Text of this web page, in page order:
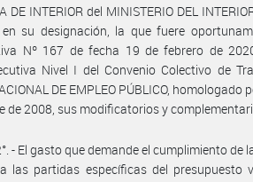
DE INTERIOR del MINISTERIO DEL
su designación, la que fuere
Nº 167 de fecha 19 de febrero de
Nivel I del Convenio Colectivo de
DE EMPLEO PÚBLICO, homologado
de 2008, sus modificatorios y
- El gasto que demande el cumplimiento
las partidas específicas del presupuesto